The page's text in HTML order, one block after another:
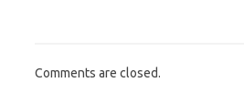
Comments are closed.